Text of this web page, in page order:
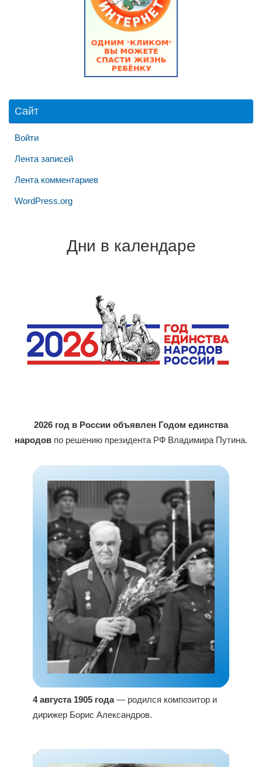
Сайт
Войти
Лента записей
Лента комментариев
WordPress.org
Дни в календаре
2026 год в России объявлен Годом единства
народов по решению президента РФ Владимира Путина.
4 августа 1905 года— родился композитор и
дирижер Борис Александров.